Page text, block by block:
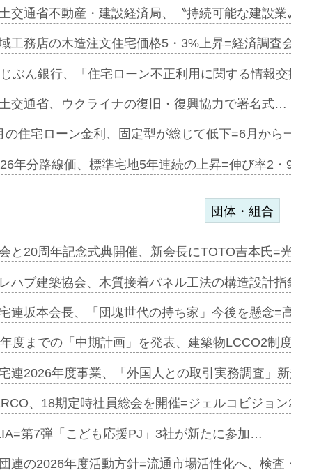
ミーレキ…
も城南エ…
合型の賃…
ンカフェ…
協業=お互…
コリビング…
交通省不動産・建設経済局、〝持続可能な建設業〟
工務店の木造注文住宅価格5・3%上昇=経済調査会
ぶん銀行、「住宅ローン不正利用に関する情報交換
交通省、ウクライナの復旧・復興協力で署名式…
の住宅ローン金利、固定型が総じて低下=6月から一
年分路線価、標準宅地5年連続の上昇=伸び率2・
を提案=P…
ンビ…
加=リンナ…
見込む=…
開始=三協…
団体・組合
と20周年記念式典開催、新会長にTOTO吉本氏=光
ハブ建築協会、木質接着パネル工法の構造設計指針
連坂本会長、「団塊世代の持ち家」今後を懸念=高
度までの「中期計画」を発表、建築物LCCO2制度
連2026年度事業、「外国人との取引実務調査」新規
、18期定時社員総会を開催=ジェルコビジョン
第7弾「こども応援PJ」3社が新たに参加…
連の2026年度活動方針=流通市場活性化へ、検査・